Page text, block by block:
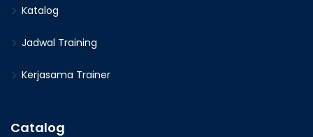
Katalog
Jadwal Training
Kerjasama Trainer
Catalog